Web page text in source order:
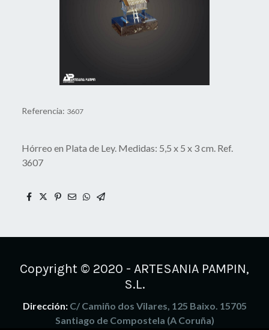
Referencia: 3607
Hórreo en Plata de Ley. Medidas: 5,5 x 5 x 3 cm. Ref.
3607
Copyright © 2020 - ARTESANIA PAMPIN,
S.L.
Dirección: C/ Camiño dos Vilares, 125 Baixo. 15705
Santiago de Compostela (A Coruña)